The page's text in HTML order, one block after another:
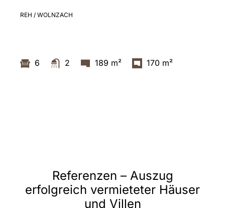
REH / WOLNZACH
6 2 189 m² 170 m²
Referenzen – Auszug
erfolgreich vermieteter Häuser
und Villen